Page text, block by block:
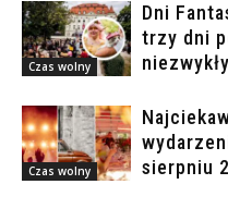
Czas wolny
Dni
trzy dni
Czas wolny
sierpniu